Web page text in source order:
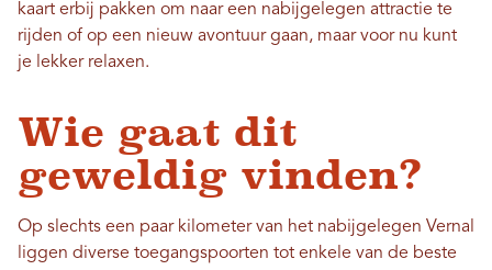
kaart erbij pakken om naar een nabijgelegen attractie te
rijden of op een nieuw avontuur gaan, maar voor nu kunt
je lekker relaxen.
Wie gaat dit
geweldig vinden?
Op slechts een paar kilometer van het nabijgelegen Vernal
liggen diverse toegangspoorten tot enkele van de beste